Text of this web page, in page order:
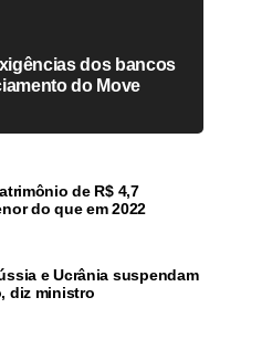
dos bancos
do Move
de R$ 4,7
do que em 2022
e Ucrânia suspendam
diz ministro